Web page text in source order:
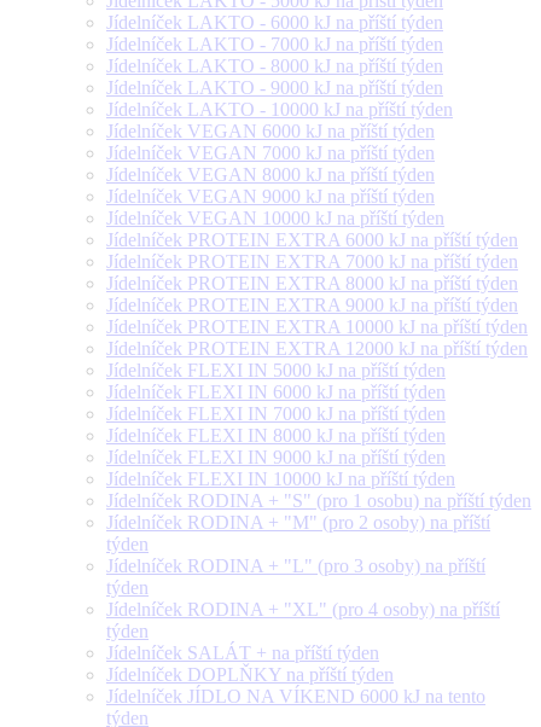
Jídelníček LAKTO - 6000 kJ na příští týden
Jídelníček LAKTO - 7000 kJ na příští týden
Jídelníček LAKTO - 8000 kJ na příští týden
Jídelníček LAKTO - 9000 kJ na příští týden
Jídelníček LAKTO - 10000 kJ na příští týden
Jídelníček VEGAN 6000 kJ na příští týden
Jídelníček VEGAN 7000 kJ na příští týden
Jídelníček VEGAN 8000 kJ na příští týden
Jídelníček VEGAN 9000 kJ na příští týden
Jídelníček VEGAN 10000 kJ na příští týden
Jídelníček PROTEIN EXTRA 6000 kJ na příští týden
Jídelníček PROTEIN EXTRA 7000 kJ na příští týden
Jídelníček PROTEIN EXTRA 8000 kJ na příští týden
Jídelníček PROTEIN EXTRA 9000 kJ na příští týden
Jídelníček PROTEIN EXTRA 10000 kJ na příští týden
Jídelníček PROTEIN EXTRA 12000 kJ na příští týden
Jídelníček FLEXI IN 5000 kJ na příští týden
Jídelníček FLEXI IN 6000 kJ na příští týden
Jídelníček FLEXI IN 7000 kJ na příští týden
Jídelníček FLEXI IN 8000 kJ na příští týden
Jídelníček FLEXI IN 9000 kJ na příští týden
Jídelníček FLEXI IN 10000 kJ na příští týden
Jídelníček RODINA + "S" (pro 1 osobu) na příští týden
Jídelníček RODINA + "M" (pro 2 osoby) na příští
týden
Jídelníček RODINA + "L" (pro 3 osoby) na příští
týden
Jídelníček RODINA + "XL" (pro 4 osoby) na příští
týden
Jídelníček SALÁT + na příští týden
Jídelníček DOPLŇKY na příští týden
Jídelníček JÍDLO NA VÍKEND 6000 kJ na tento
týden